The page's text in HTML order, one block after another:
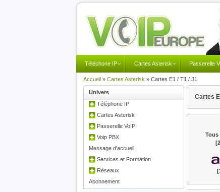
Téléphone IP Cartes Asterisk Passerelle
Accueil» Cartes Asterisk » Cartes E1 / T1 / J1
Univers
Téléphone IP
Cartes Asterisk
Passerelle VoIP
Voip PBX
Message d'accueil
Services et Formation
Réseaux
Abonnement
Cartes
Tous